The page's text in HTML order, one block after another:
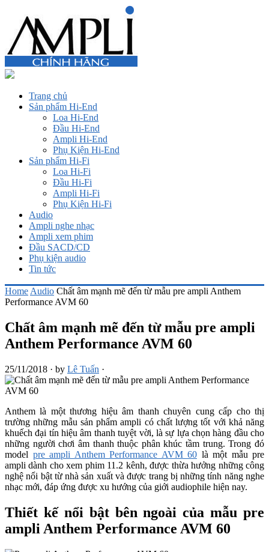
Trang chủ
Sản phẩm Hi-End
Loa Hi-End
Đầu Hi-End
Ampli Hi-End
Phụ Kiện Hi-End
Sản phẩm Hi-Fi
Loa Hi-Fi
Đầu Hi-Fi
Ampli Hi-Fi
Phụ Kiện Hi-Fi
Audio
Ampli nghe nhạc
Ampli xem phim
Đầu SACD/CD
Phụ kiện audio
Tin tức
Home Audio Chất âm mạnh mẽ đến từ mẫu pre ampli Anthem
Performance AVM 60
Chất âm mạnh mẽ đến từ mẫu pre ampli
Anthem Performance AVM 60
25/11/2018 · by Lê Tuấn ·
Anthem là một thương hiệu âm thanh chuyên cung cấp cho thị
trường những mẫu sản phẩm ampli có chất lượng tốt với khả năng
khuếch đại tín hiệu âm thanh tuyệt vời, là sự lựa chọn hàng đầu cho
những người chơi âm thanh thuộc phân khúc tầm trung. Trong đó
model pre ampli Anthem Performance AVM 60 là một mẫu pre
ampli dành cho xem phim 11.2 kênh, được thừa hưởng những công
nghệ nổi bật từ nhà sản xuất và được trang bị những tính năng nghe
nhạc mới, đáp ứng được xu hướng của giới audiophile hiện nay.
Thiết kế nổi bật bên ngoài của mẫu pre
ampli Anthem Performance AVM 60